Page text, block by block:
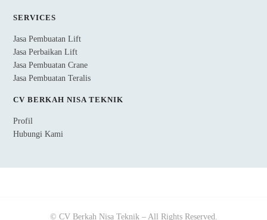
SERVICES
Jasa Pembuatan Lift
Jasa Perbaikan Lift
Jasa Pembuatan Crane
Jasa Pembuatan Teralis
CV BERKAH NISA TEKNIK
Profil
Hubungi Kami
© CV Berkah Nisa Teknik – All Rights Reserved.